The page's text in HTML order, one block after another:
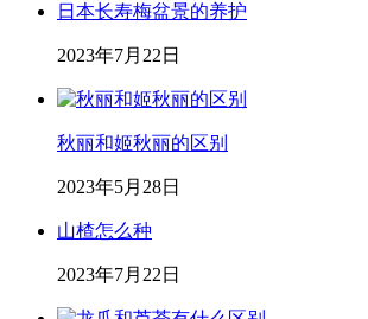
日本长寿梅盆景的养护
2023年7月22日
秋丽和姬秋丽的区别
2023年5月28日
山楂怎么种
2023年7月22日